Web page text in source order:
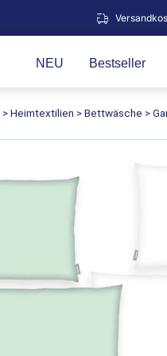
NEU Bestseller
>Heimtextilien >Bettwäsche >